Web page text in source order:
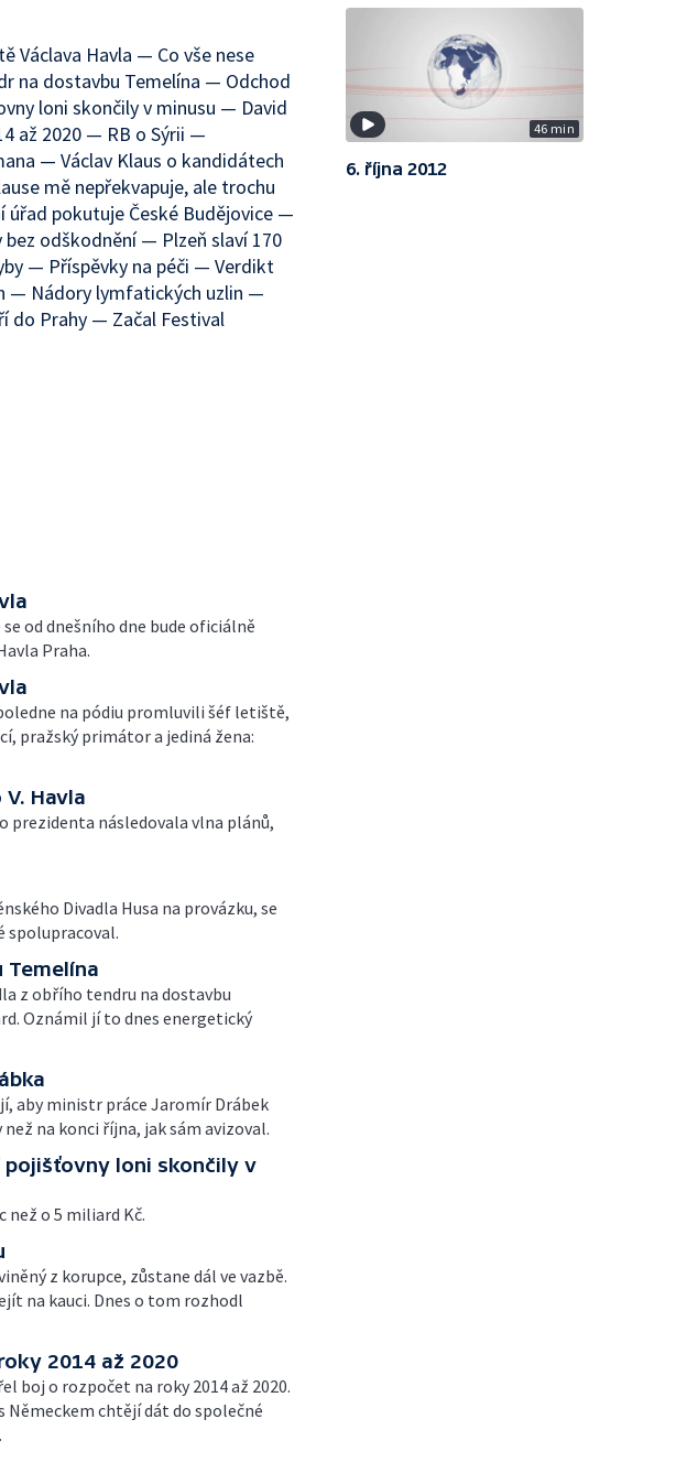
Václava Havla — Co vše nese
na dostavbu Temelína — Odchod
loni skončily v minusu — David
až 2020 — RB o Sýrii —
— Václav Klaus o kandidátech
mě nepřekvapuje, ale trochu
pokutuje České Budějovice —
odškodnění — Plzeň slaví 170
— Příspěvky na péči — Verdikt
— Nádory lymfatických uzlin —
do Prahy — Začal Festival
od dnešního dne bude oficiálně
Praha.
na pódiu promluvili šéf letiště,
pražský primátor a jediná žena:
Havla
prezidenta následovala vlna plánů,
Divadla Husa na provázku, se
spolupracoval.
Temelína
z obřího tendru na dostavbu
Oznámil jí to dnes energetický
aby ministr práce Jaromír Drábek
na konci října, jak sám avizoval.
pojišťovny loni skončily v
než o 5 miliard Kč.
z korupce, zůstane dál ve vazbě.
na kauci. Dnes o tom rozhodl
2014 až 2020
boj o rozpočet na roky 2014 až 2020.
Německem chtějí dát do společné
46 min
6. října 2012